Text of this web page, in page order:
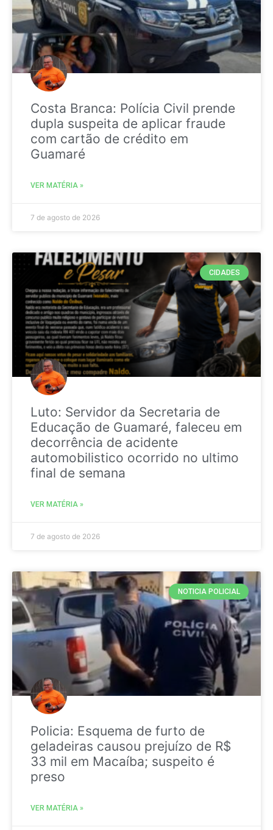
Costa Branca: Polícia Civil prende
dupla suspeita de aplicar fraude
com cartão de crédito em
Guamaré
VER MATÉRIA »
7 de agosto de 2026
CIDADES
Luto: Servidor da Secretaria de
Educação de Guamaré, faleceu em
decorrência de acidente
automobilistico ocorrido no ultimo
final de semana
VER MATÉRIA »
7 de agosto de 2026
NOTICIA POLICIAL
Policia: Esquema de furto de
geladeiras causou prejuízo de R$
33 mil em Macaíba; suspeito é
preso
VER MATÉRIA »